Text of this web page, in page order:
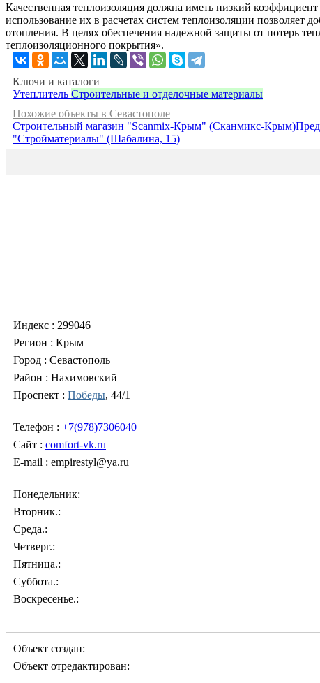
Качественная теплоизоляция должна иметь низкий
использование их в расчетах систем теплоизоляции позволяет
отопления. В целях обеспечения надежной защиты от потерь
теплоизоляционного покрытия».
Ключи и каталоги
Утеплитель Строительные и отделочные материалы
Похожие объекты в Севастополе
Строительный магазин "Scanmix-Крым" (Сканмикс-Крым)
"Стройматериалы" (Шабалина, 15)
Индекс : 299046
Регион : Крым
Город : Севастополь
Район : Нахимовский
Проспект : Победы, 44/1
Телефон : +7(978)7306040
Сайт : comfort-vk.ru
E-mail : empirestyl@ya.ru
Понедельник:
Вторник.:
Среда.:
Четверг.:
Пятница.:
Суббота.:
Воскресенье.:
Объект создан:
Объект отредактирован: